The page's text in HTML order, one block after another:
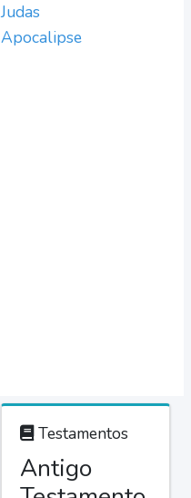
Judas
Apocalipse
Testamentos
Antigo